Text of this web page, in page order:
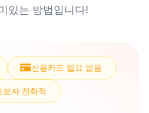
있는 방법입니다!
신용카드 필요 없음
보자 친화적